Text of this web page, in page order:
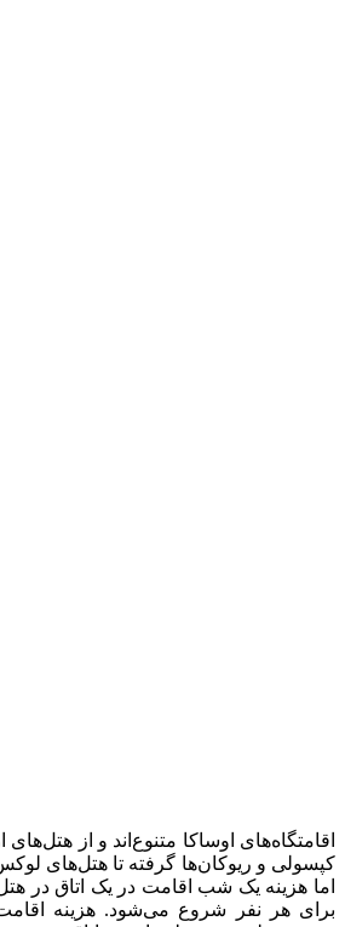
اقامتگاه‌های اوساکا متنوع‌اند و از
کپسولی و ریوکان‌ها گرفته تا هتل‌های
برای هر نفر شروع می‌شود. هزینه